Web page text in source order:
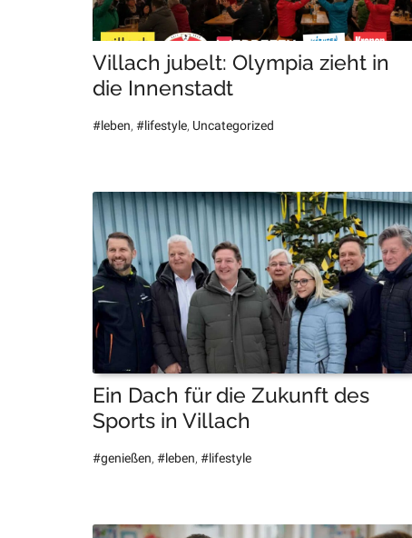
Villach jubelt: Olympia zieht in
die Innenstadt
#leben, #lifestyle, Uncategorized
Ein Dach für die Zukunft des
Sports in Villach
#genießen, #leben, #lifestyle